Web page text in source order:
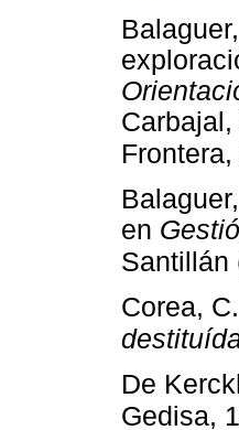
en
Corea,
De
Gedisa,